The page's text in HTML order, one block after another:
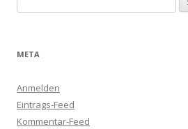
nach:
META
Anmelden
Eintrags-Feed
Kommentar-Feed